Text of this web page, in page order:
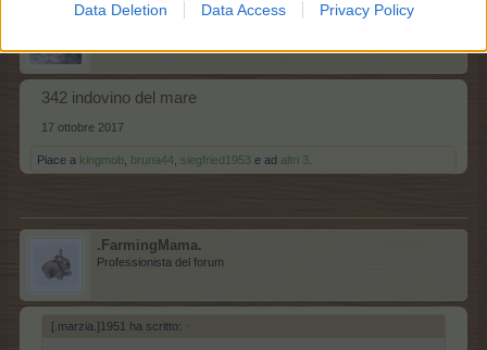
Data Deletion Data Access Privacy Policy
kotokoFC
342 indovino del mare
17 ottobre 2017
Piace a kingmob bruna44 siegfried1953 e ad altri 3
.FarmingMama.
Professionista del forum
[.marzia.]1951 ha scritto: ↑